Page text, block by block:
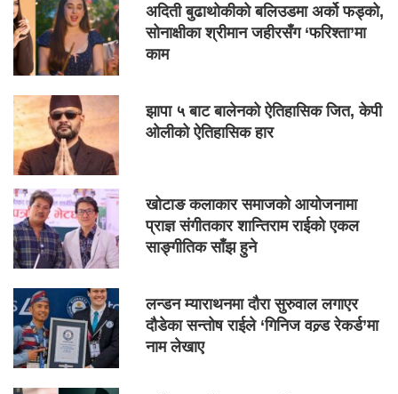
अदिती बुढाथोकीको बलिउडमा अर्को फड्को,
सोनाक्षीका श्रीमान जहीरसँग ‘फरिश्ता’मा
काम
झापा ५ बाट बालेनको ऐतिहासिक जित, केपी
ओलीको ऐतिहासिक हार
खोटाङ कलाकार समाजको आयोजनामा
प्राज्ञ संगीतकार शान्तिराम राईको एकल
साङ्गीतिक साँझ हुने
लन्डन म्याराथनमा दौरा सुरुवाल लगाएर
दौडेका सन्तोष राईले ‘गिनिज वल्र्ड रेकर्ड’मा
नाम लेखाए